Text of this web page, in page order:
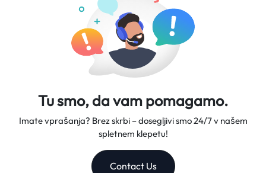
Tu smo, da vam pomagamo.
Imate vprašanja? Brez skrbi – dosegljivi smo 24/7 v našem
spletnem klepetu!
Contact Us